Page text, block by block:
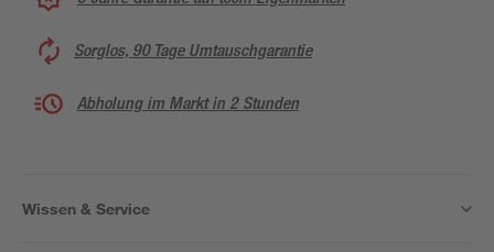
Sorglos, 90 Tage Umtauschgarantie
Abholung im Markt in 2 Stunden
Wissen & Service